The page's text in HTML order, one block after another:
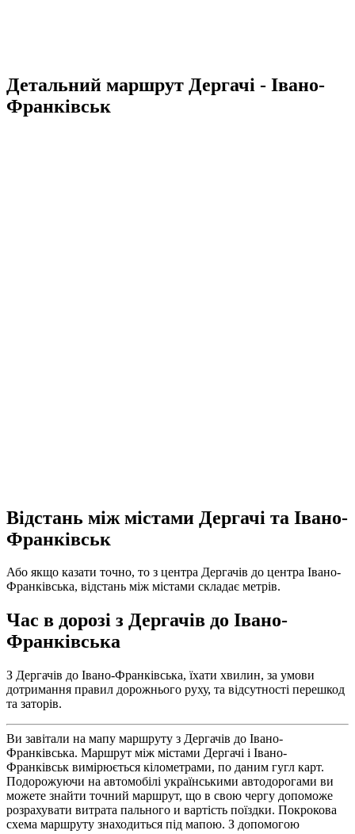
Детальний маршрут Дергачі - Івано-
Франківськ
Відстань між містами Дергачі та Івано-
Франківськ
Або якщо казати точно, то з центра Дергачів до центра Івано-
Франківська, відстань між містами складає метрів.
Час в дорозі з Дергачів до Івано-
Франківська
З Дергачів до Івано-Франківська, їхати хвилин, за умови
дотримання правил дорожнього руху, та відсутності перешкод
та заторів.
Ви завітали на мапу маршруту з Дергачів до Івано-
Франківська. Маршрут між містами Дергачі і Івано-
Франківськ вимірюється кілометрами, по даним гугл карт.
Подорожуючи на автомобілі українськими автодорогами ви
можете знайти точний маршрут, що в свою чергу допоможе
розрахувати витрата пального и вартість поїздки. Покрокова
схема маршруту знаходиться під мапою. З допомогою